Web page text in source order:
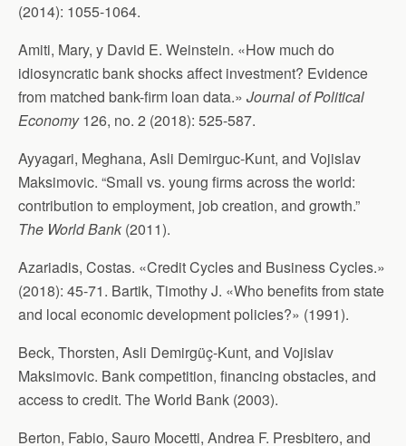
(2014): 1055-1064.
Amiti, Mary, y David E. Weinstein. «How much do
idiosyncratic bank shocks affect investment? Evidence
from matched bank-firm loan data.» Journal of Political
Economy126, no. 2 (2018): 525-587.
Ayyagari, Meghana, Asli Demirguc-Kunt, and Vojislav
Maksimovic. “Small vs. young firms across the world:
contribution to employment, job creation, and growth.”
The World Bank (2011).
Azariadis, Costas. «Credit Cycles and Business Cycles.»
(2018): 45-71. Bartik, Timothy J. «Who benefits from state
and local economic development policies?» (1991).
Beck, Thorsten, Asli Demirgüç-Kunt, and Vojislav
Maksimovic. Bank competition, financing obstacles, and
access to credit. The World Bank (2003).
Berton, Fabio, Sauro Mocetti, Andrea F. Presbitero, and